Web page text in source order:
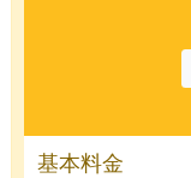
基本料金